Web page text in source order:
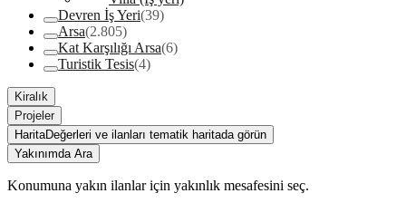
Devren İş Yeri(39)
Arsa(2.805)
Kat Karşılığı Arsa(6)
Turistik Tesis(4)
Kiralık
Projeler
HaritaDeğerleri ve ilanları tematik haritada görün
Yakınımda Ara
Konumuna yakın ilanlar için yakınlık mesafesini seç.